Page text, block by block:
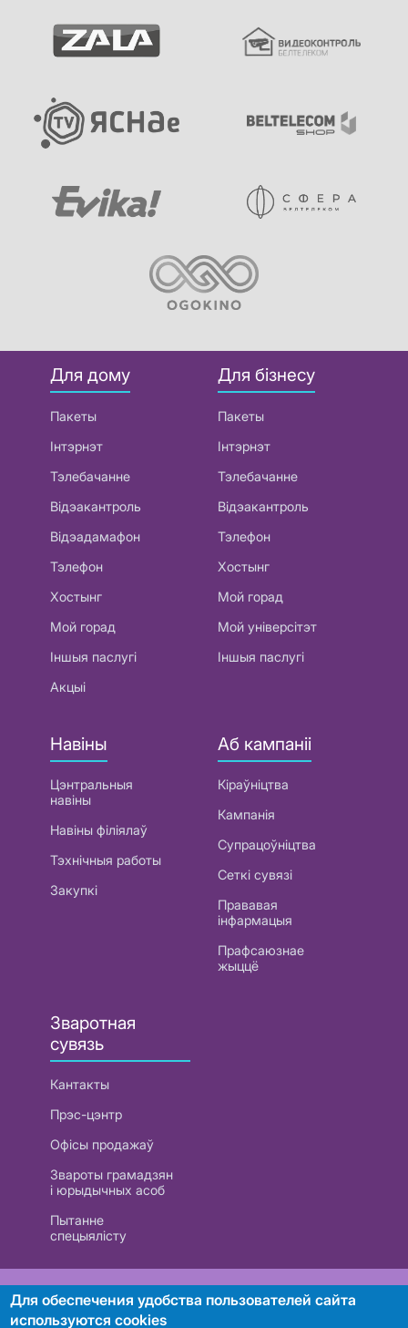
Для дому
Пакеты
Інтэрнэт
Тэлебачанне
Відэакантроль
Відэадамафон
Тэлефон
Хостынг
Мой горад
Іншыя паслугі
Акцыі
Для бізнесу
Пакеты
Інтэрнэт
Тэлебачанне
Відэакантроль
Тэлефон
Хостынг
Мой горад
Мой універсітэт
Іншыя паслугі
Навіны
Цэнтральныя
навіны
Навіны філіялаў
Тэхнічныя работы
Закупкі
Аб кампаніі
Кіраўніцтва
Кампанія
Супрацоўніцтва
Сеткі сувязі
Прававая
інфармацыя
Прафсаюзнае
жыццё
Зваротная
сувязь
Кантакты
Прэс-цэнтр
Офісы продажаў
Звароты грамадзян
і юрыдычных асоб
Пытанне
спецыялісту
РУП «Белтэлекам». УНП 101007741
Для обеспечения удобства пользователей сайта
используются cookies